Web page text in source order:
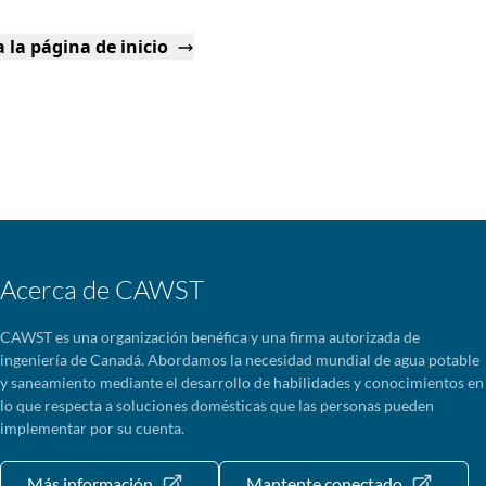
la página de inicio
Acerca de CAWST
CAWST es una organización benéfica y una firma autorizada de
ingeniería de Canadá. Abordamos la necesidad mundial de agua potable
y saneamiento mediante el desarrollo de habilidades y conocimientos en
lo que respecta a soluciones domésticas que las personas pueden
implementar por su cuenta.